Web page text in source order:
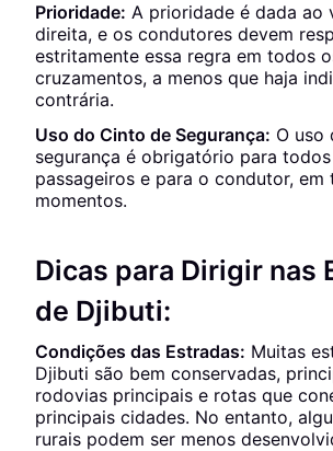
Prioridade: A prioridade é dada ao
direita, e os condutores devem
estritamente essa regra em todos
cruzamentos, a menos que haja
contrária.
Uso do Cinto de Segurança: O uso
segurança é obrigatório para
passageiros e para o condutor, em
momentos.
Dicas para Dirigir nas
de Djibuti:
Condições das Estradas: Muitas
Djibuti são bem conservadas,
rodovias principais e rotas que
principais cidades. No entanto,
rurais podem ser menos